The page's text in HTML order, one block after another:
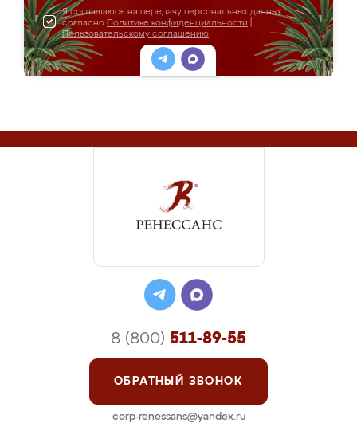
Я соглашаюсь на передачу персональных данных
согласно Политике конфиденциальности
Пользовательскому соглашению
8 (800) 511-89-55
ОБРАТНЫЙ ЗВОНОК
corp-renessans@yandex.ru